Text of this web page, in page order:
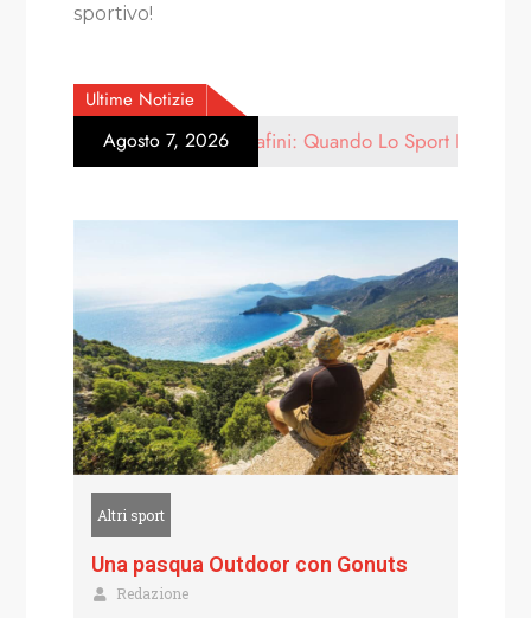
sportivo!
Ultime Notizie
Agosto 7, 2026
Luca Serafini: Quando Lo Sport Diventa Racconto Umano
Altri sport
Una pasqua Outdoor con Gonuts
Redazione